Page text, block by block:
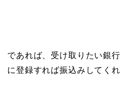
であれば、受け取りたい銀
に登録すれば振込みしてくれ